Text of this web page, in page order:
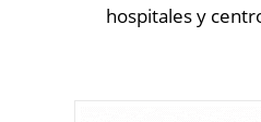
hospitales y